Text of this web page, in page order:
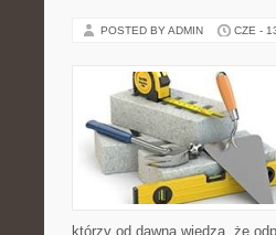
POSTED BY ADMIN CZE -
którzy od dawna wiedzą, że